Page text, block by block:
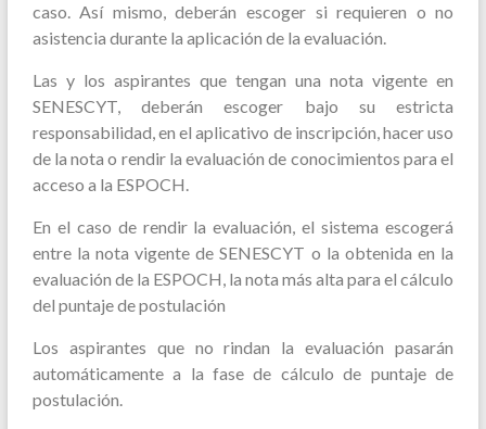
caso. Así mismo, deberán escoger si requieren o no
asistencia durante la aplicación de la evaluación.
Las y los aspirantes que tengan una nota vigente en
SENESCYT, deberán escoger bajo su estricta
responsabilidad, en el aplicativo de inscripción, hacer uso
de la nota o rendir la evaluación de conocimientos para el
acceso a la ESPOCH.
En el caso de rendir la evaluación, el sistema escogerá
entre la nota vigente de SENESCYT o la obtenida en la
evaluación de la ESPOCH, la nota más alta para el cálculo
del puntaje de postulación
Los aspirantes que no rindan la evaluación pasarán
automáticamente a la fase de cálculo de puntaje de
postulación.